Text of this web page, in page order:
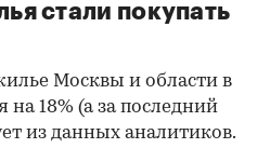
стали покупать
Москвы и области в
на 18% (а за последний
из данных аналитиков.